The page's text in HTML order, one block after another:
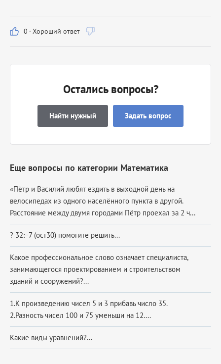
0 · Хороший ответ
Остались вопросы?
Найти нужный Задать вопрос
Еще вопросы по категории Математика
«Пётр и Василий любят ездить в выходной день на
велосипедах из одного населённого пункта в другой.
Расстояние между двумя городами Пётр проехал за 2 ч...
? 32:=7 (ост30) помогите решить...
Какое профессиональное слово означает специалиста,
занимающегося проектированием и строительством
зданий и сооружений?...
1.К произведению чисел 5 и 3 прибавь число 35.
2.Разность чисел 100 и 75 уменьши на 12....
Какие виды уравнений?...